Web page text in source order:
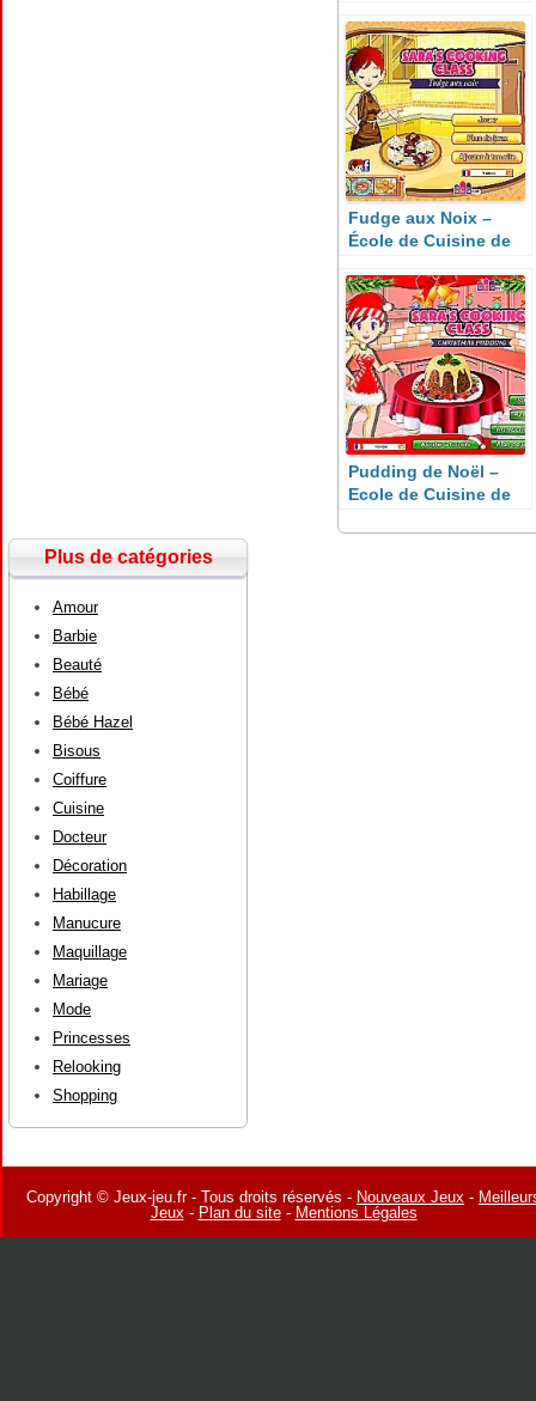
Fudge aux Noix –
École de Cuisine de
Pudding de Noël –
Ecole de Cuisine de
Plus de catégories
Amour
Barbie
Beauté
Bébé
Bébé Hazel
Bisous
Coiffure
Cuisine
Docteur
Décoration
Habillage
Manucure
Maquillage
Mariage
Mode
Princesses
Relooking
Shopping
Copyright © Jeux-jeu.fr - Tous droits réservés - Nouveaux Jeux -
Jeux- Plan du site- Mentions Légales